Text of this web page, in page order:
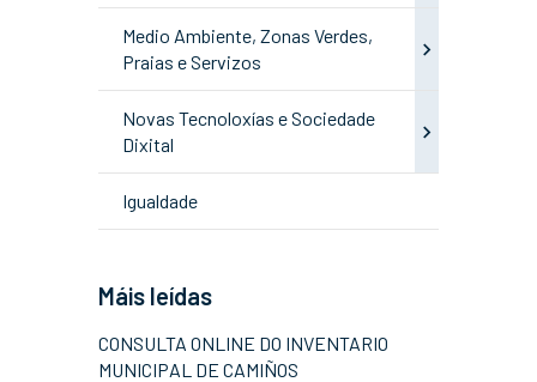
Medio Ambiente, Zonas Verdes,
Praias e Servizos
Novas Tecnoloxías e Sociedade
Dixital
Igualdade
Máis leídas
CONSULTA ONLINE DO INVENTARIO
MUNICIPAL DE CAMIÑOS